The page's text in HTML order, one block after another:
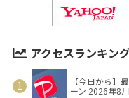
アクセスランキン
【今日から】
ーン 2026年8